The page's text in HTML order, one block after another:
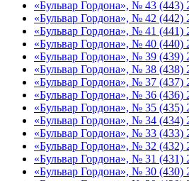
«Бульвар Гордона», № 43 (443)
«Бульвар Гордона», № 42 (442)
«Бульвар Гордона», № 41 (441)
«Бульвар Гордона», № 40 (440)
«Бульвар Гордона», № 39 (439)
«Бульвар Гордона», № 38 (438)
«Бульвар Гордона», № 37 (437)
«Бульвар Гордона», № 36 (436)
«Бульвар Гордона», № 35 (435)
«Бульвар Гордона», № 34 (434)
«Бульвар Гордона», № 33 (433)
«Бульвар Гордона», № 32 (432)
«Бульвар Гордона», № 31 (431)
«Бульвар Гордона», № 30 (430)